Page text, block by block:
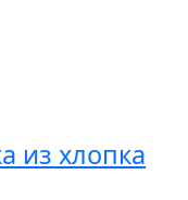
из хлопка